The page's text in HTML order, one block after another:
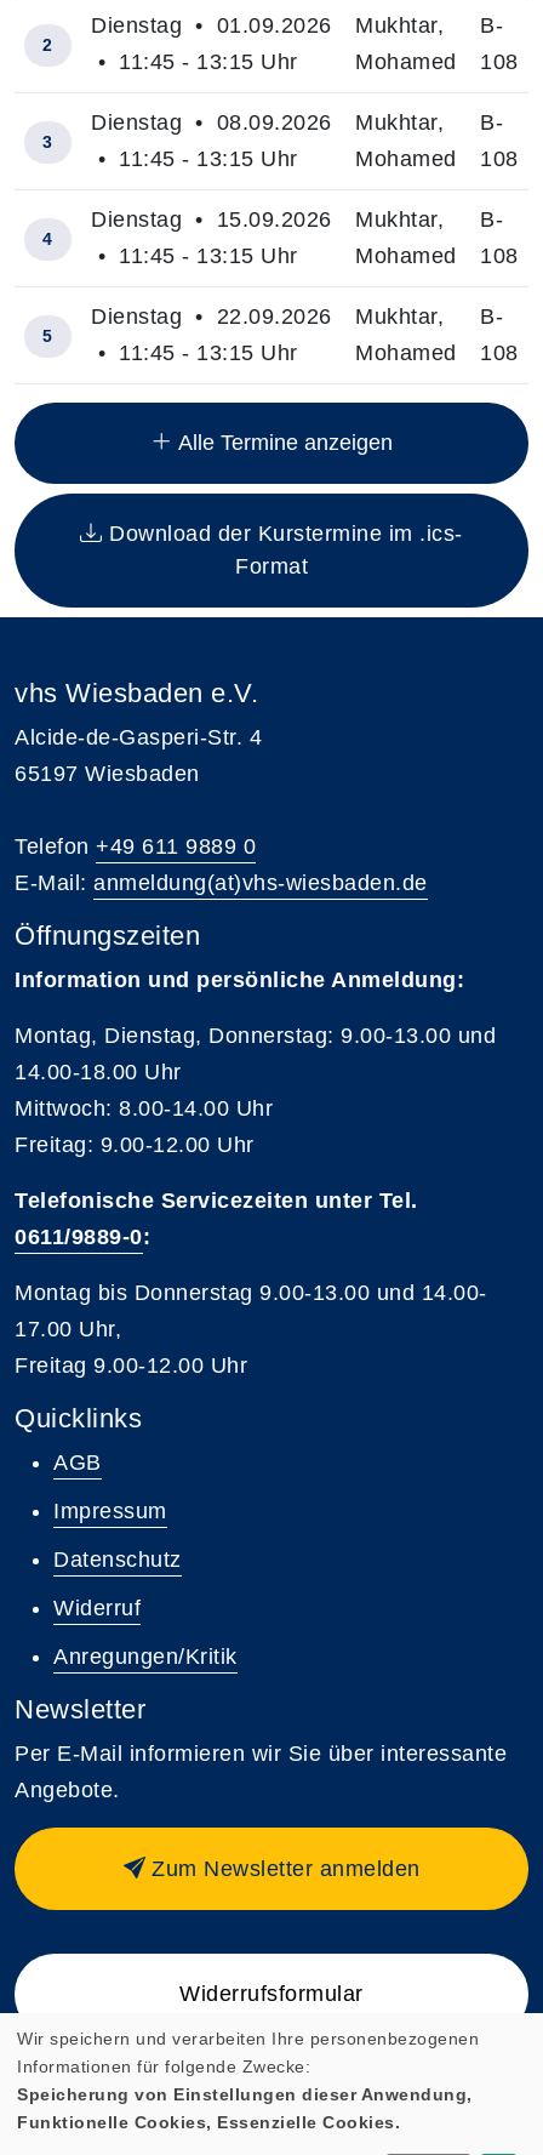
Insgesamt gibt es 13 Termine zum diesen Kurs
2
Dienstag • 01.09.2026
• 11:45 - 13:15 Uhr
Mukhtar,
Mohamed
B-
108
3
Dienstag • 08.09.2026
• 11:45 - 13:15 Uhr
Mukhtar,
Mohamed
B-
108
4
Dienstag • 15.09.2026
• 11:45 - 13:15 Uhr
Mukhtar,
Mohamed
B-
108
5
Dienstag • 22.09.2026
• 11:45 - 13:15 Uhr
Mukhtar,
Mohamed
B-
108
Alle Termine anzeigen
Download der Kurstermine im .ics-
Format
vhs Wiesbaden e.V.
Alcide-de-Gasperi-Str. 4
65197 Wiesbaden
Telefon +49 611 9889 0
E-Mail: anmeldung(at)vhs-wiesbaden.de
Öffnungszeiten
Information und persönliche Anmeldung:
Montag, Dienstag, Donnerstag: 9.00-13.00 und
14.00-18.00 Uhr
Mittwoch: 8.00-14.00 Uhr
Freitag: 9.00-12.00 Uhr
Telefonische Servicezeiten unter Tel.
0611/9889-0:
Montag bis Donnerstag 9.00-13.00 und 14.00-
17.00 Uhr,
Freitag 9.00-12.00 Uhr
Quicklinks
AGB
Impressum
Datenschutz
Widerruf
Anregungen/Kritik
Newsletter
Per E-Mail informieren wir Sie über interessante
Angebote.
Zum Newsletter anmelden
Widerrufsformular
Cookie Einstellungen
Wir speichern und verarbeiten Ihre personenbezogenen
Informationen für folgende Zwecke:
Speicherung von Einstellungen dieser Anwendung,
Funktionelle Cookies, Essenzielle Cookies.